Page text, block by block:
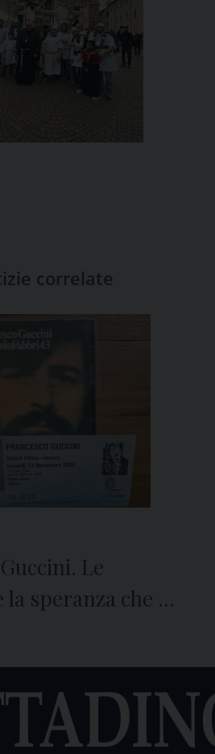
correlate
Le
la speranza che ci